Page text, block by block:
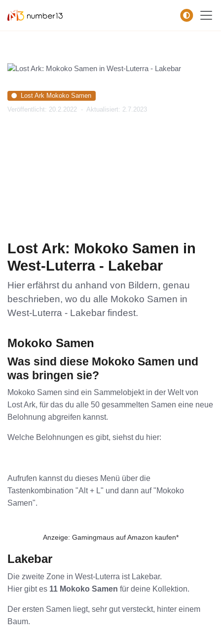
Lost Ark Mokoko Samen
Veröffentlicht: 20.2.2022 - Aktualisiert: 2.7.2023
Lost Ark: Mokoko Samen in
West-Luterra - Lakebar
Hier erfährst du anhand von Bildern, genau
beschrieben, wo du alle Mokoko Samen in
West-Luterra - Lakebar findest.
Mokoko Samen
Was sind diese Mokoko Samen und
was bringen sie?
Mokoko Samen sind ein Sammelobjekt in der Welt von
Lost Ark, für das du alle 50 gesammelten Samen eine neue
Belohnung abgreifen kannst.
Welche Belohnungen es gibt, siehst du hier:
Aufrufen kannst du dieses Menü über die
Tastenkombination "Alt + L" und dann auf "Mokoko
Samen".
Anzeige: Gamingmaus auf Amazon kaufen*
Lakebar
Die zweite Zone in West-Luterra ist Lakebar.
Hier gibt es 11 Mokoko Samen für deine Kollektion.
Der ersten Samen liegt, sehr gut versteckt, hinter einem
Baum.